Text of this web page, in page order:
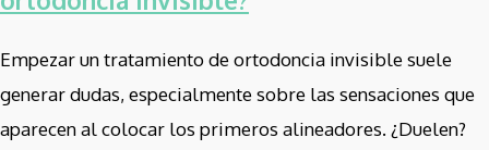
Empezar un tratamiento de ortodoncia invisible suele
generar dudas, especialmente sobre las sensaciones que
aparecen al colocar los primeros alineadores. ¿Duelen?